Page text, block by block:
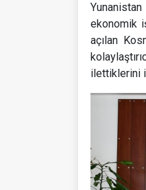
ekonomik
açılan
ilettiklerini